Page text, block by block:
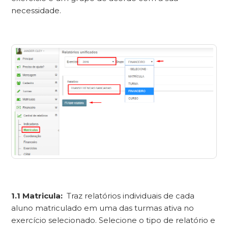
necessidade.
1.1 Matricula: Traz relatórios individuais de cada
aluno matriculado em uma das turmas ativa no
exercício selecionado. Selecione o tipo de relatório e